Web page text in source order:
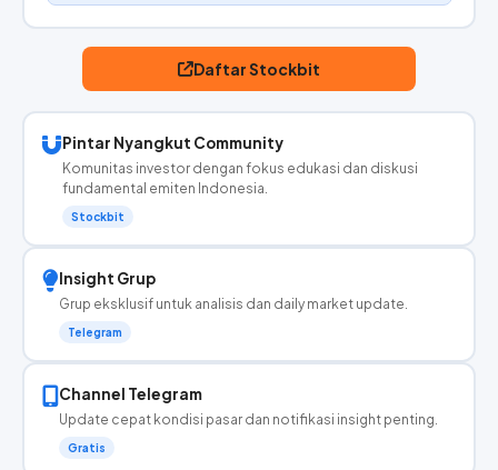
Daftar Stockbit
Pintar Nyangkut Community
Komunitas investor dengan fokus edukasi dan diskusi
fundamental emiten Indonesia.
Stockbit
Insight Grup
Grup eksklusif untuk analisis dan daily market update.
Telegram
Channel Telegram
Update cepat kondisi pasar dan notifikasi insight penting.
Gratis